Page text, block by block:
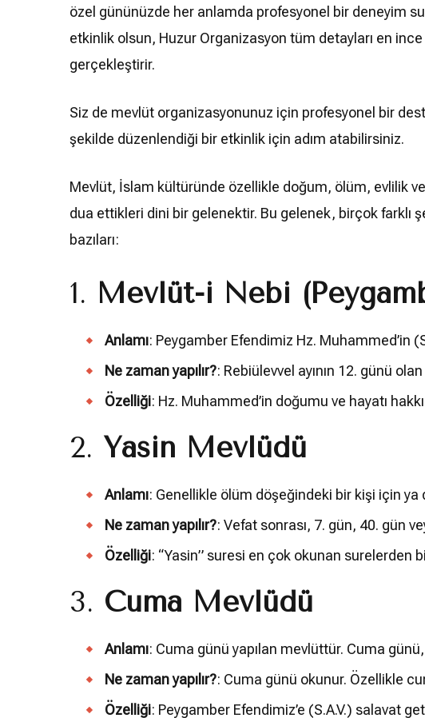
özel gününüzde her anlamda profesyonel bir deneyim
etkinlik olsun, Huzur Organizasyon tüm detayları en
gerçekleştirir.
Siz de mevlüt organizasyonunuz için profesyonel bir
şekilde düzenlendiği bir etkinlik için adım atabilirsiniz.
Mevlüt, İslam kültüründe özellikle doğum, ölüm, evlilik
dua ettikleri dini bir gelenektir. Bu gelenek, birçok farklı
bazıları:
1. Mevlüt-i Nebi
Anlamı: Peygamber Efendimiz Hz. Muhammed’in
Ne zaman yapılır?: Rebiülevvel ayının 12. günü
Özelliği: Hz. Muhammed’in doğumu ve hayatı
2. Yasin Mevlüdü
Anlamı: Genellikle ölüm döşeğindeki bir kişi için
Ne zaman yapılır?: Vefat sonrası, 7. gün, 40. gün
Özelliği: “Yasin” suresi en çok okunan surelerden
3. Cuma Mevlüdü
Anlamı: Cuma günü yapılan mevlüttür. Cuma
Ne zaman yapılır?: Cuma günü okunur. Özellikle
Özelliği: Peygamber Efendimiz’e (S.A.V.) salavat